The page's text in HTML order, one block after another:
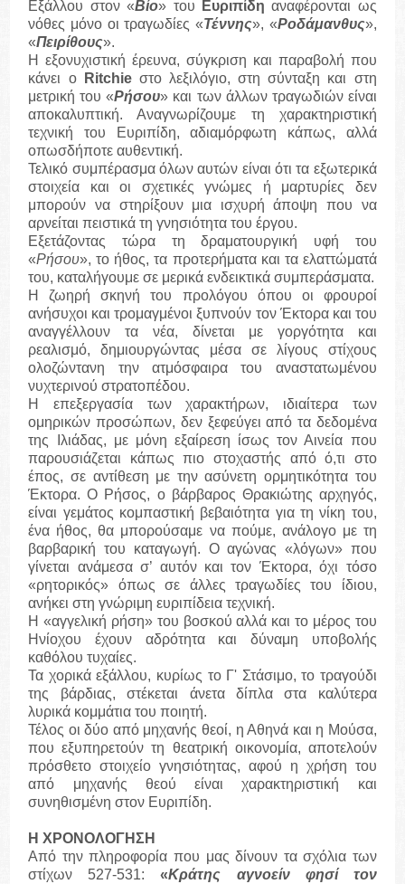
Εξάλλου στον «Βίο» του Ευριπίδη αναφέρονται ως
νόθες μόνο οι τραγωδίες «Τέννης», «Ροδάμανθυς»,
«Πειρίθους».
Η εξονυχιστική έρευνα, σύγκριση και παραβολή που
κάνει ο
Ritchieστο λεξιλόγιο, στη σύνταξη και στη
μετρική του «Ρήσου» και των άλλων τραγωδιών είναι
αποκαλυπτική. Αναγνωρίζουμε τη χαρακτηριστική
τεχνική του Ευριπίδη, αδιαμόρφωτη κάπως, αλλά
οπωσδήποτε αυθεντική.
Τελικό συμπέρασμα όλων αυτών είναι ότι τα εξωτερικά
στοιχεία και οι σχετικές γνώμες ή μαρτυρίες δεν
μπορούν να στηρίξουν μια ισχυρή άποψη που να
αρνείται πειστικά τη γνησιότητα του έργου.
Εξετάζοντας τώρα τη δραματουργική υφή του
«Ρήσου», το ήθος, τα προτερήματα και τα ελαττώματά
του, καταλήγουμε σε μερικά ενδεικτικά συμπεράσματα.
Η ζωηρή σκηνή του προλόγου όπου οι φρουροί
ανήσυχοι και τρομαγμένοι ξυπνούν τον Έκτορα και του
αναγγέλλουν τα νέα, δίνεται με γοργότητα και
ρεαλισμό, δημιουργώντας μέσα σε λίγους στίχους
ολοζώντανη την ατμόσφαιρα του αναστατωμένου
νυχτερινού στρατοπέδου.
Η επεξεργασία των χαρακτήρων, ιδιαίτερα των
ομηρικών προσώπων, δεν ξεφεύγει από τα δεδομένα
της Ιλιάδας, με μόνη εξαίρεση ίσως τον Αινεία που
παρουσιάζεται κάπως πιο στοχαστής από ό,τι στο
έπος, σε αντίθεση με την ασύνετη ορμητικότητα του
Έκτορα. Ο Ρήσος, ο βάρβαρος Θρακιώτης αρχηγός,
είναι γεμάτος κομπαστική βεβαιότητα για τη νίκη του,
ένα ήθος, θα μπορούσαμε να πούμε, ανάλογο με τη
βαρβαρική του καταγωγή. Ο αγώνας «λόγων» που
γίνεται ανάμεσα σ’ αυτόν και τον Έκτορα, όχι τόσο
«ρητορικός» όπως σε άλλες τραγωδίες του ίδιου,
ανήκει στη γνώριμη ευριπίδεια τεχνική.
Η «αγγελική ρήση» του βοσκού αλλά και το μέρος του
Ηνίοχου έχουν αδρότητα και δύναμη υποβολής
καθόλου τυχαίες.
Τα χορικά εξάλλου, κυρίως το Γ' Στάσιμο, το τραγούδι
της βάρδιας, στέκεται άνετα δίπλα στα καλύτερα
λυρικά κομμάτια του ποιητή.
Τέλος οι δύο από μηχανής θεοί, η Αθηνά και η Μούσα,
που εξυπηρετούν τη θεατρική οικονομία, αποτελούν
πρόσθετο στοιχείο γνησιότητας, αφού η χρήση του
από μηχανής θεού είναι χαρακτηριστική και
συνηθισμένη στον Ευριπίδη.
Η ΧΡΟΝΟΛΟΓΗΣΗ
Από την πληροφορία που μας δίνουν τα σχόλια των
στίχων 527-531:«Κράτης αγνοείν φησί τον